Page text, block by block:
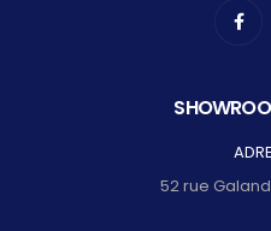
52 rue